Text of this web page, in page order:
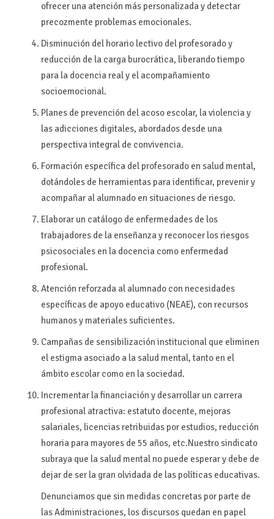
ofrecer una atención más personalizada y detectar
precozmente problemas emocionales.
Disminución del horario lectivo del profesorado y
reducción de la carga burocrática, liberando tiempo
para la docencia real y el acompañamiento
socioemocional.
Planes de prevención del acoso escolar, la violencia y
las adicciones digitales, abordados desde una
perspectiva integral de convivencia.
Formación específica del profesorado en salud mental,
dotándoles de herramientas para identificar, prevenir y
acompañar al alumnado en situaciones de riesgo.
Elaborar un catálogo de enfermedades de los
trabajadores de la enseñanza y reconocer los riesgos
psicosociales en la docencia como enfermedad
profesional.
Atención reforzada al alumnado con necesidades
específicas de apoyo educativo (NEAE), con recursos
humanos y materiales suficientes.
Campañas de sensibilización institucional que eliminen
el estigma asociado a la salud mental, tanto en el
ámbito escolar como en la sociedad.
Incrementar la financiación y desarrollar un carrera
profesional atractiva: estatuto docente, mejoras
salariales, licencias retribuidas por estudios, reducción
horaria para mayores de 55 años, etc.Nuestro sindicato
subraya que la salud mental no puede esperar y debe de
dejar de ser la gran olvidada de las políticas educativas.
Denunciamos que sin medidas concretas por parte de
las Administraciones, los discursos quedan en papel